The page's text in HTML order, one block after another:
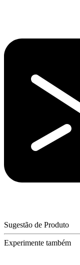
Sugestão de Produto
Experimente também